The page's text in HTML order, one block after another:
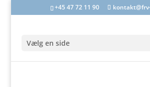
+45 47 72 11 90
Vælg en side